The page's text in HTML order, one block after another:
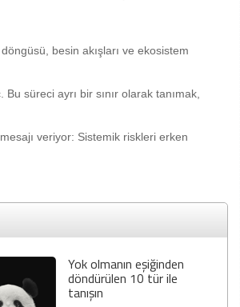
besin akışları ve ekosistem
süreci ayrı bir sınır olarak tanımak,
veriyor: Sistemik riskleri erken
Yok olmanın eşiğinden
döndürülen 10 tür ile
tanışın